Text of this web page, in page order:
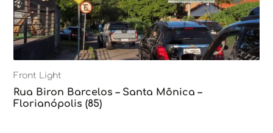
Front Light
Rua Biron Barcelos – Santa Mônica –
Florianópolis (85)